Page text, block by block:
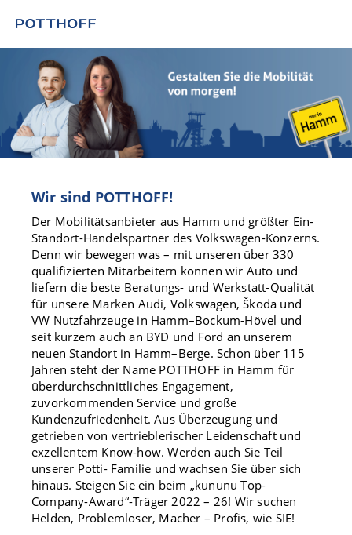
Wir sind POTTHOFF!
Der Mobilitätsanbieter aus Hamm und größter Ein-
Standort-Handelspartner des Volkswagen-Konzerns.
Denn wir bewegen was – mit unseren über 330
qualifizierten Mitarbeitern können wir Auto und
liefern die beste Beratungs- und Werkstatt-Qualität
für unsere Marken Audi, Volkswagen, Škoda und
VW Nutzfahrzeuge in Hamm–Bockum-Hövel und
seit kurzem auch an BYD und Ford an unserem
neuen Standort in Hamm–Berge. Schon über 115
Jahren steht der Name POTTHOFF in Hamm für
überdurchschnittliches Engagement,
zuvorkommenden Service und große
Kundenzufriedenheit. Aus Überzeugung und
getrieben von vertrieblerischer Leidenschaft und
exzellentem Know-how. Werden auch Sie Teil
unserer Potti- Familie und wachsen Sie über sich
hinaus. Steigen Sie ein beim „kununu Top-
Company-Award“-Träger 2022 – 26! Wir suchen
Helden, Problemlöser, Macher – Profis, wie SIE!